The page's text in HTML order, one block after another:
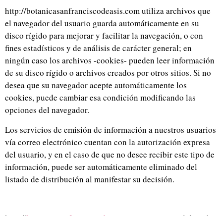
http://botanicasanfranciscodeasis.com utiliza archivos que
el navegador del usuario guarda automáticamente en su
disco rígido para mejorar y facilitar la navegación, o con
fines estadísticos y de análisis de carácter general; en
ningún caso los archivos -cookies- pueden leer información
de su disco rígido o archivos creados por otros sitios. Si no
desea que su navegador acepte automáticamente los
cookies, puede cambiar esa condición modificando las
opciones del navegador.
Los servicios de emisión de información a nuestros usuarios
vía correo electrónico cuentan con la autorización expresa
del usuario, y en el caso de que no desee recibir este tipo de
información, puede ser automáticamente eliminado del
listado de distribución al manifestar su decisión.